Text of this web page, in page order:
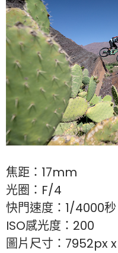
焦距：17mm
光圈：F/4
快門速度：1/4000秒
ISO感光度：200
圖片尺寸：7952px